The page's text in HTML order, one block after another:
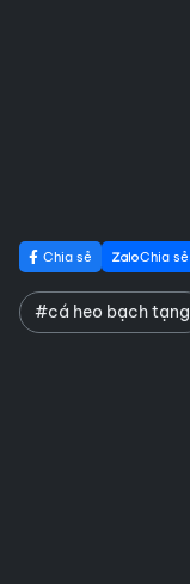
Chia sẻ Chia sẻ
#cá heo bạch tạng